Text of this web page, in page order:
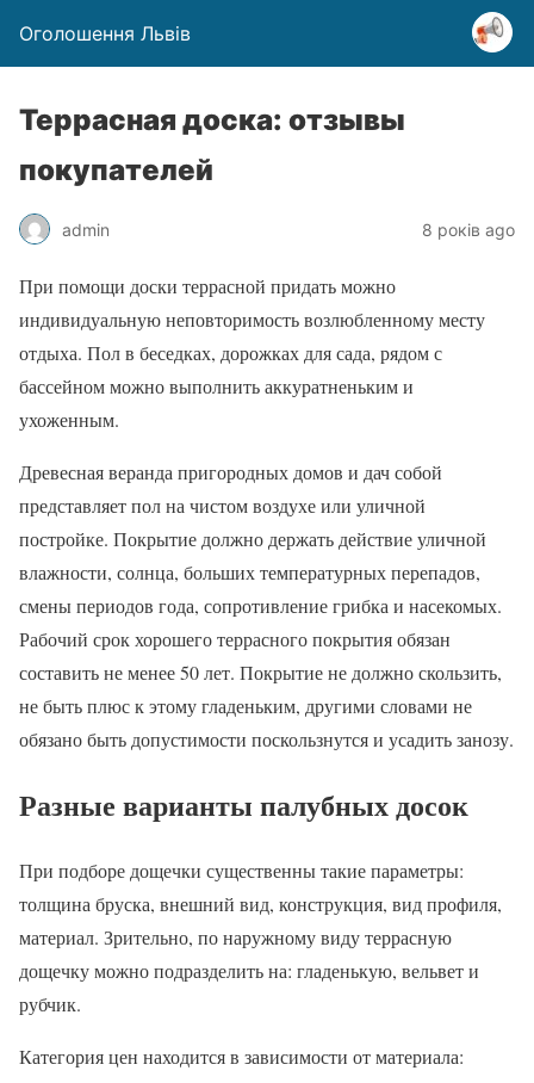
Оголошення Львів
Террасная доска: отзывы
покупателей
admin 8 років ago
При помощи доски террасной придать можно
индивидуальную неповторимость возлюбленному месту
отдыха. Пол в беседках, дорожках для сада, рядом с
бассейном можно выполнить аккуратненьким и
ухоженным.
Древесная веранда пригородных домов и дач собой
представляет пол на чистом воздухе или уличной
постройке. Покрытие должно держать действие уличной
влажности, солнца, больших температурных перепадов,
смены периодов года, сопротивление грибка и насекомых.
Рабочий срок хорошего террасного покрытия обязан
составить не менее 50 лет. Покрытие не должно скользить,
не быть плюс к этому гладеньким, другими словами не
обязано быть допустимости поскользнутся и усадить занозу.
Разные варианты палубных досок
При подборе дощечки существенны такие параметры:
толщина бруска, внешний вид, конструкция, вид профиля,
материал. Зрительно, по наружному виду террасную
дощечку можно подразделить на: гладенькую, вельвет и
рубчик.
Категория цен находится в зависимости от материала: